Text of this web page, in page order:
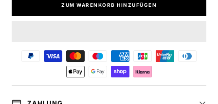
ZUM WARENKORB HINZUFÜGEN